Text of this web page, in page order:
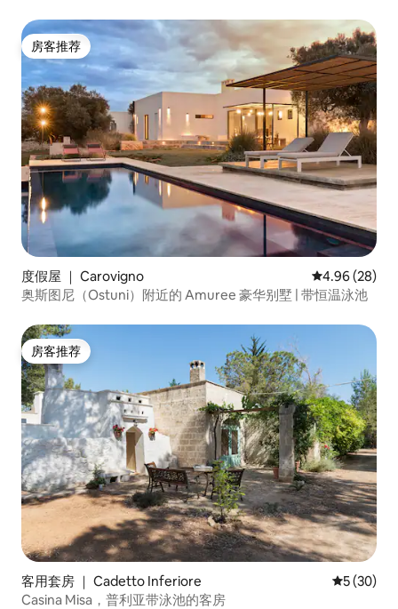
域品尝丰盛的早餐，呼吸田野的香味，在
清晨的亲密光线下品尝。 斗笠屋（ Trullo
Apulia ）和周围花园的独特性在日落时分
更加明显，夜间照明将为您带来新的情感
和独特而难忘的魅力，您会很高兴在烧烤
上品尝无可挑剔的烧烤美食。 该住宅区最
近对历史建筑进行了翻新（ Trullo
Saraceno及其独特的白色圆顶屋，比
Trullo带有锥形的Trullo更古老） ，其中明
智地回收原始材料、传统技术和典型的建
筑标准，导致了室内和外观的修复，保持
了对地方的强烈令人回味的轮廓，即使在
明亮自然色的家具中，设计非常注重细
节，并由独特和原创的物品组成。 地理位
置无与伦比：这栋建筑俯瞰以典型石墙为
特色的露台花园，周围环绕着6000平方米
的红土和壮丽的橄榄树专用。 柑橘和果树
药，揭示了成千上万种颜色和气味的自然
风光，照亮了眼睛，让心灵愉悦。 为客人
提供完全有机的典型水果和蔬菜。 请注
意： Trullo Apulia促进了水电（光伏电池
板和加热水）的可持续利用，我们希望房
客也这样做。 因此，我们不将电费纳入一
笔总付的租赁费用中，但将根据我们将共
同核实的实际用电量计算在内，相信您负
责任的使用（详情请参阅「其他注意事
项」部分）。 意大利版本 该房源地理位置
优越：除了世界上被称为「白城」的奥斯
图尼（ Ostuni ）及其迷人的历史中心外，
您还可以参观该地区迷人的村庄（
Locorotondo、Martina Franca、
Alberobello、Cisternino、Ceglie
Messapica ） ，开车几分钟即可抵达美丽
的Alto Salento海滩。 特别是距离约25公
房客推荐
房客推荐
度假屋 ｜ Carovigno 平均评分 4.96
4.96 (28)
奥斯图尼（Ostuni）附近的 Amuree 豪华别墅 | 带恒温泳池
房客推荐
房客推荐
客用套房 ｜ Cadetto Inferiore 平均评分
5 (30)
Casina Misa，普利亚带泳池的客房